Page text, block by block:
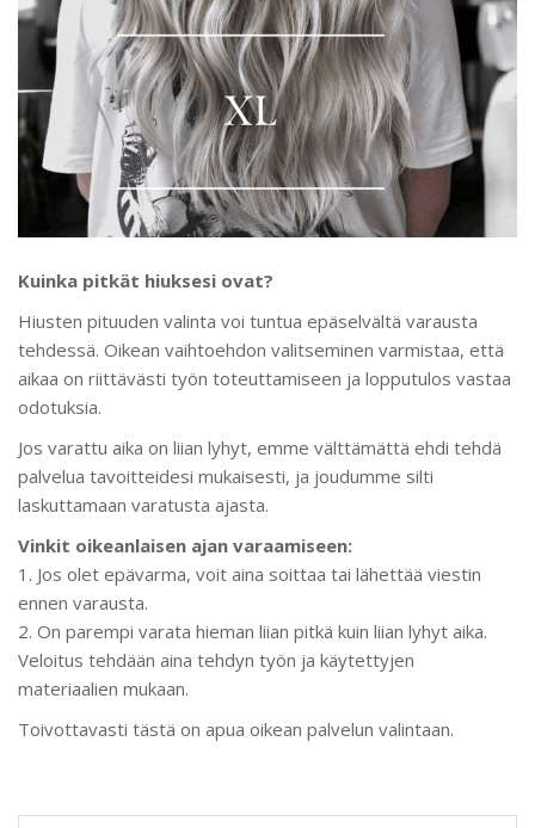
Kuinka pitkät hiuksesi ovat?
Hiusten pituuden valinta voi tuntua epäselvältä varausta
tehdessä. Oikean vaihtoehdon valitseminen varmistaa, että
aikaa on riittävästi työn toteuttamiseen ja lopputulos vastaa
odotuksia.
Jos varattu aika on liian lyhyt, emme välttämättä ehdi tehdä
palvelua tavoitteidesi mukaisesti, ja joudumme silti
laskuttamaan varatusta ajasta.
Vinkit oikeanlaisen ajan varaamiseen:
1. Jos olet epävarma, voit aina soittaa tai lähettää viestin
ennen varausta.
2. On parempi varata hieman liian pitkä kuin liian lyhyt aika.
Veloitus tehdään aina tehdyn työn ja käytettyjen
materiaalien mukaan.
Toivottavasti tästä on apua oikean palvelun valintaan.